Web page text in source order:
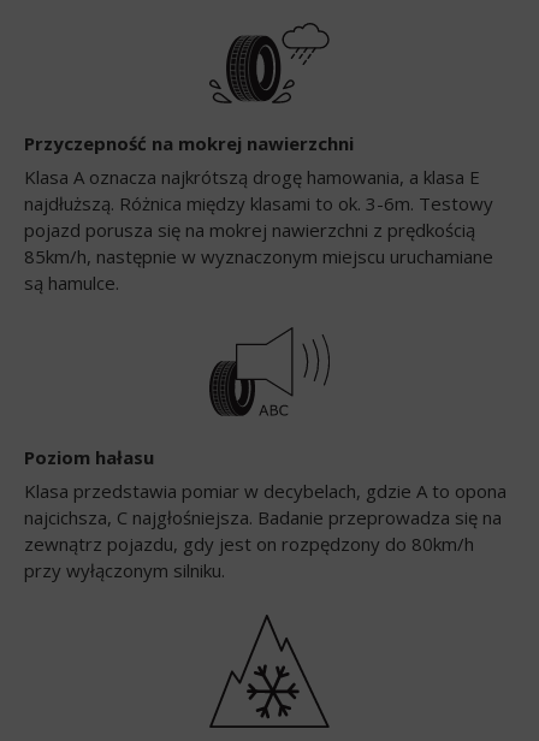
Przyczepność na mokrej nawierzchni
Klasa A oznacza najkrótszą drogę hamowania, a klasa E
najdłuższą. Różnica między klasami to ok. 3-6m. Testowy
pojazd porusza się na mokrej nawierzchni z prędkością
85km/h, następnie w wyznaczonym miejscu uruchamiane
są hamulce.
Poziom hałasu
Klasa przedstawia pomiar w decybelach, gdzie A to opona
najcichsza, C najgłośniejsza. Badanie przeprowadza się na
zewnątrz pojazdu, gdy jest on rozpędzony do 80km/h
przy wyłączonym silniku.